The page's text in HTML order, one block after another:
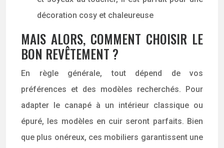
décoration cosy et chaleureuse
MAIS ALORS, COMMENT CHOISIR LE
BON REVÊTEMENT ?
En règle générale, tout dépend de vos
préférences et des modèles recherchés. Pour
adapter le canapé à un intérieur classique ou
épuré, les modèles en cuir seront parfaits. Bien
que plus onéreux, ces mobiliers garantissent une